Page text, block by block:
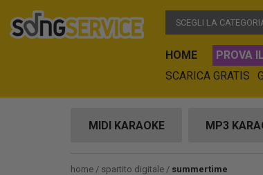
SCEGLI LA
HOME PROVA
SCARICA GRATIS
MIDI KARAOKE MP3
home spartito digitale summertime